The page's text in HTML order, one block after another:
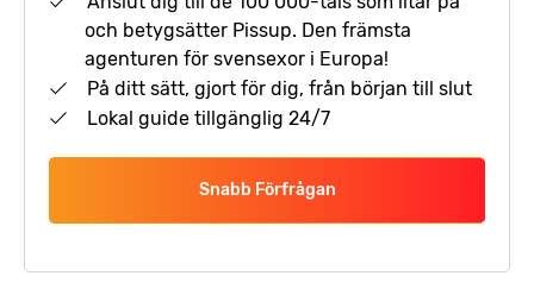
och betygsätter Pissup. Den främsta
agenturen för svensexor i Europa!
På ditt sätt, gjort för dig, från början till slut
Lokal guide tillgänglig 24/7
Snabb Förfrågan